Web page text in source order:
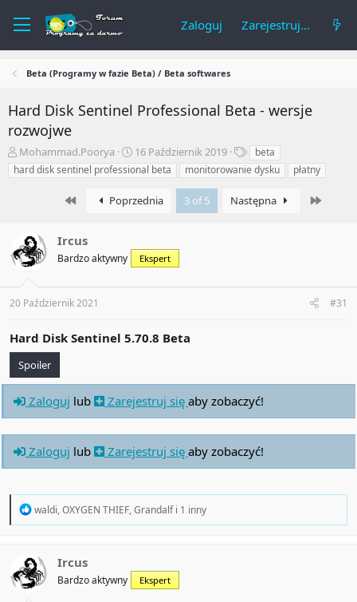
Zaloguj Zarejestruj się
Beta (Programy w fazie Beta) / Beta softwares
Hard Disk Sentinel Professional Beta - wersje
rozwojwe
A
u
t
m
a
Mohammad.Poorya
R
o
z
o
ę
t
16 Październik 2019
T
a
g
i
beta
hard disk sentinel professional beta
monitorowanie dysku płatny
First Poprzednia 3 of 5 Następna
Ircus
Bardzo aktywny Ekspert
20 Październik 2021 #31
Hard Disk Sentinel 5.70.8 Beta
Spoiler
Zaloguj lub Zarejestruj się aby zobaczyć!
Zaloguj lub Zarejestruj się aby zobaczyć!
R
t
i
o
waldi,OXYGEN THIEF,Grandalfi 1 inny
Ircus
Bardzo aktywny Ekspert